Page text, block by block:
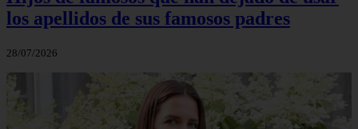
los apellidos de sus famosos padres
28/07/2026